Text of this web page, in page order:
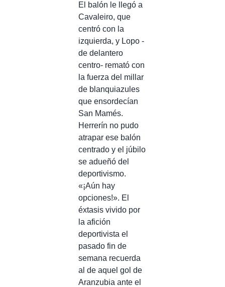
El balón le llegó a
Cavaleiro, que
centró con la
izquierda, y Lopo -
de delantero
centro- remató con
la fuerza del millar
de blanquiazules
que ensordecían
San Mamés.
Herrerín no pudo
atrapar ese balón
centrado y el júbilo
se adueñó del
deportivismo.
«¡Aún hay
opciones!». El
éxtasis vivido por
la afición
deportivista el
pasado fin de
semana recuerda
al de aquel gol de
Aranzubia ante el